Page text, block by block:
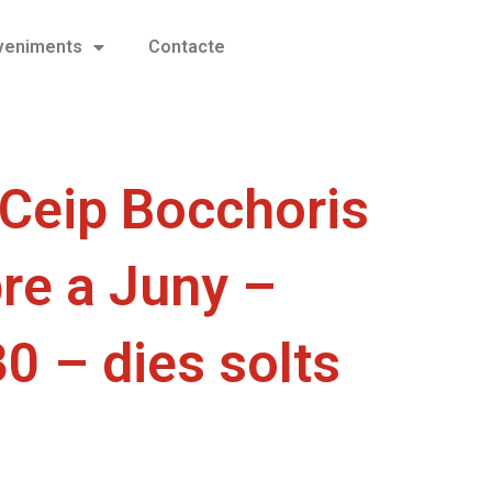
Contacte
Bocchoris
a Juny –
– dies solts